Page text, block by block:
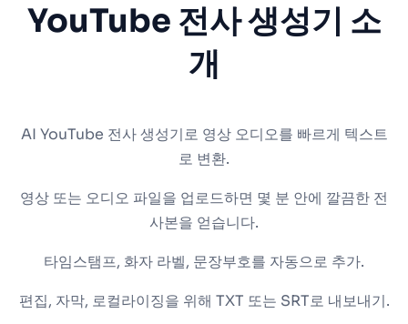
YouTube 전사 생성기 소
개
AI YouTube 전사 생성기로 영상 오디오를 빠르게 텍스트
로 변환.
영상 또는 오디오 파일을 업로드하면 몇 분 안에 깔끔한 전
사본을 얻습니다.
타임스탬프, 화자 라벨, 문장부호를 자동으로 추가.
편집, 자막, 로컬라이징을 위해 TXT 또는 SRT로 내보내기.